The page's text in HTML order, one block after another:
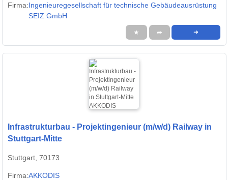
Firma:Ingenieuregesellschaft für technische Gebäudeausrüstung
SEIZ GmbH
★ ➦ ➜
Infrastrukturbau - Projektingenieur (m/w/d) Railway in
Stuttgart-Mitte
Stuttgart, 70173
Firma:AKKODIS